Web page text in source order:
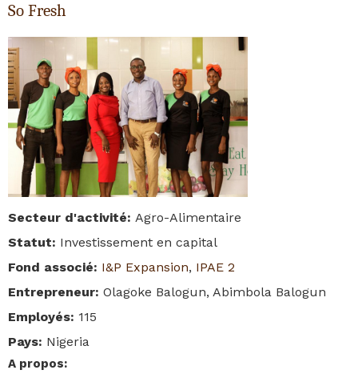
So Fresh
Secteur d'activité: Agro-Alimentaire
Statut: Investissement en capital
Fond associé: I&P Expansion, IPAE 2
Entrepreneur: Olagoke Balogun, Abimbola Balogun
Employés: 115
Pays: Nigeria
A propos: